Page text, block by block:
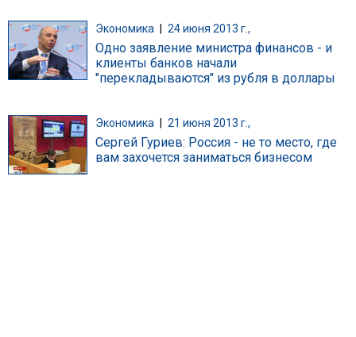
Экономика 24 июня 2013 г.,
Одно заявление министра финансов - и
клиенты банков начали
"перекладываются" из рубля в доллары
Экономика 21 июня 2013 г.,
Сергей Гуриев: Россия - не то место, где
вам захочется заниматься бизнесом